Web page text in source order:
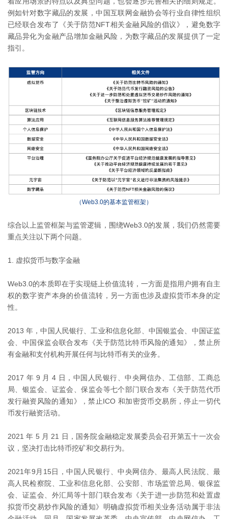
例如针对数字藏品的发展，中国互联网金融协会等行业自律性组织
已经联合发布了《关于防范NFT相关金融风险的倡议》，避免数字
藏品异化为金融产品增加金融风险，为数字藏品的发展提供了一定
指引。
（Web3.0的基本监管框架）
综合以上监管框架与监管逻辑，围绕Web3.0的发展，我们仍然需要
重点关注以下两个问题。
1. 虚拟货币与数字金融
Web3.0的本质即在于实现链上价值流转，一方面是指用户拥有自主
权的数字资产本身的价值流转，另一方面也涉及虚拟货币本身的定
性。
2013 年，中国人民银行、工业和信息化部、中国银监会、中国证监
会、中国保监会联合发布《关于防范比特币风险的通知》，禁止所
有金融和支付机构开展任何与比特币有关的业务。
2017 年 9 月 4 日，中国人民银行、中央网信办、工信部、工商总
局、银监会、证监会、保监会等七个部门联合发布《关于防范代币
发行融资风险的通知》，禁止ICO 和加密货币交易所，停止一切代
币发行融资活动。
2021 年 5 月 21 日，国务院金融稳定发展委员会召开第五十一次会
议，坚决打击比特币挖矿和交易行为。
2021年9月15日，中国人民银行、中央网信办、最高人民法院、最
高人民检察院、工业和信息化部、公安部、市场监管总局、银保监
会、证监会、外汇局等十部门联合发布《关于进一步防范和处置虚
拟货币交易炒作风险的通知》明确虚拟货币相关业务活动属于非法